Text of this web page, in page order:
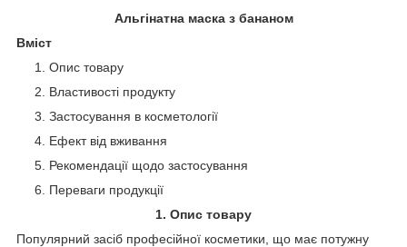
Альгінатна маска з бананом
Вміст
Опис товару
Властивості продукту
Застосування в косметології
Ефект від вживання
Рекомендації щодо застосування
Переваги продукції
1. Опис товару
Популярний засіб професійної косметики, що має потужну